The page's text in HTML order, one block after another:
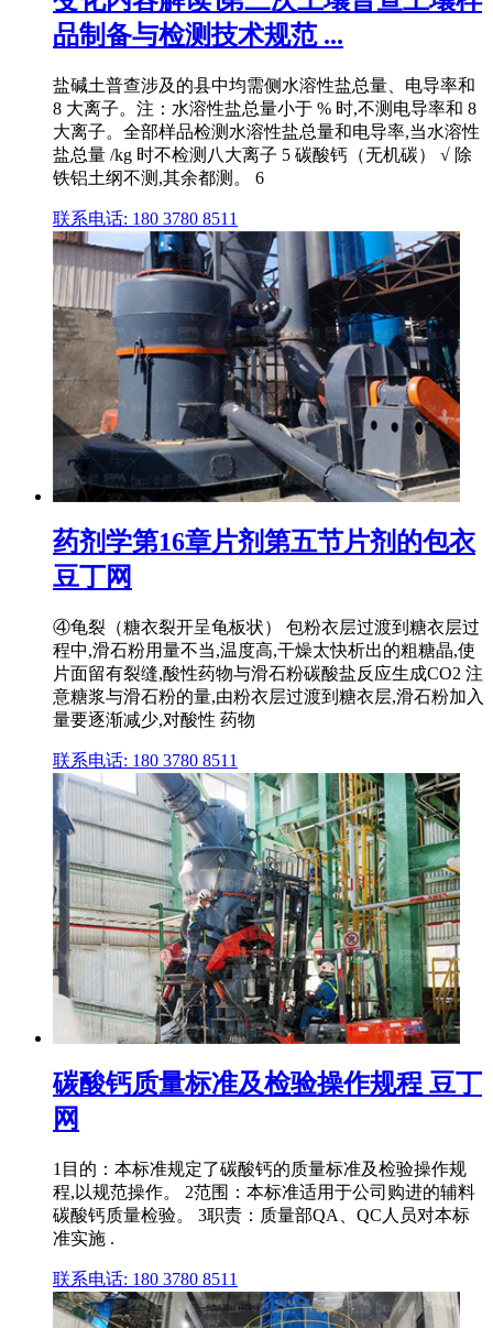
品制备与检测技术规范 ...
盐碱土普查涉及的县中均需侧水溶性盐总量、电导率和
8 大离子。注：水溶性盐总量小于 % 时,不测电导率和 8
大离子。全部样品检测水溶性盐总量和电导率,当水溶性
盐总量 /kg 时不检测八大离子 5 碳酸钙（无机碳） √ 除
铁铝土纲不测,其余都测。 6
联系电话: 180 3780 8511
药剂学第16章片剂第五节片剂的包衣
豆丁网
④龟裂（糖衣裂开呈龟板状） 包粉衣层过渡到糖衣层过
程中,滑石粉用量不当,温度高,干燥太快析出的粗糖晶,使
片面留有裂缝,酸性药物与滑石粉碳酸盐反应生成CO2 注
意糖浆与滑石粉的量,由粉衣层过渡到糖衣层,滑石粉加入
量要逐渐减少,对酸性 药物
联系电话: 180 3780 8511
碳酸钙质量标准及检验操作规程 豆丁
网
1目的：本标准规定了碳酸钙的质量标准及检验操作规
程,以规范操作。 2范围：本标准适用于公司购进的辅料
碳酸钙质量检验。 3职责：质量部QA、QC人员对本标
准实施 .
联系电话: 180 3780 8511